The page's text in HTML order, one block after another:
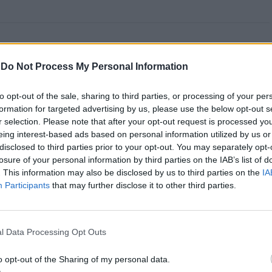
Do Not Process My Personal Information
opt-out of the sale, sharing to third parties, or processing of your
for targeted advertising by us, please use the below opt-out
selection. Please note that after your opt-out request is processed
interest-based ads based on personal information utilized by us
to third parties prior to your opt-out. You may separately
of your personal information by third parties on the IAB’s list of
This information may also be disclosed by us to third parties on the
Participants that may further disclose it to other third parties.
Data Processing Opt Outs
opt-out of the Sharing of my personal data.
2026” regressou ao
do francês Luca Van
os dias 18 e 26 de julho, no Clube de Ténis